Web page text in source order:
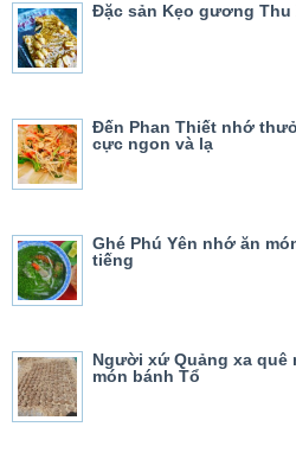
Đặc sản Kẹo gương Thu
Đến Phan Thiết nhớ
cực ngon và lạ
Ghé Phú Yên nhớ ăn
tiếng
Người xứ Quảng xa
món bánh Tổ